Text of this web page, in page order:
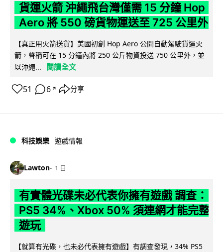
貨運火箭 沖繩飛台灣僅需 15 分鐘 Hop
Aero 將 550 磅貨物運送至 725 公里外
【真正用火箭送貨】美國初創 Hop Aero 公開自動駕駛貨運火
箭，聲稱可在 15 分鐘內將 250 公斤物資投送 750 公里外，並
以沖繩...
閱讀全文
51 6 ↗ 分享
科技娛樂 遊戲情報
Lawton 1 日
有實體光碟未必代表你擁有遊戲 調查：
PS5 34%、Xbox 50% 須連網才能完整
遊玩
【就算有光碟，也未必代表擁有遊戲】有調查發現，34% PS5